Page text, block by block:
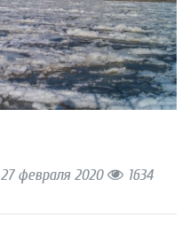
27 февраля 2020 1634